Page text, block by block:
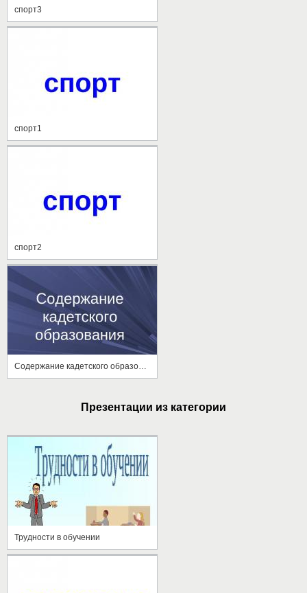
спорт3
спорт1
спорт2
Презентации из категории
Трудности в обучении